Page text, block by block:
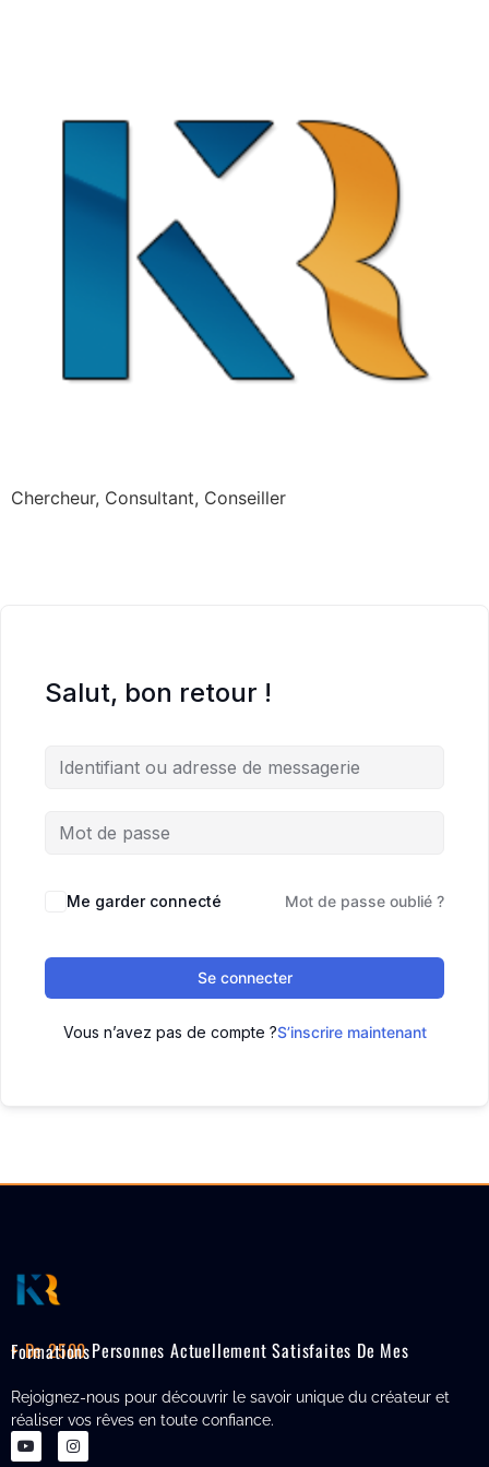
Chercheur, Consultant, Conseiller
Salut, bon retour !
Me garder connecté Mot de passe oublié ?
Se connecter
Vous n’avez pas de compte ?S’inscrire maintenant
+ De 2500
Personnes Actuellement Satisfaites De Mes Formations
Rejoignez-nous pour découvrir le savoir unique du créateur et
réaliser vos rêves en toute confiance.